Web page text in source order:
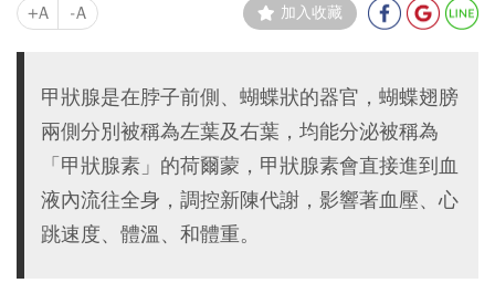
+A -A 加入收藏
甲狀腺是在脖子前側、蝴蝶狀的器官，蝴蝶翅膀
兩側分別被稱為左葉及右葉，均能分泌被稱為
「甲狀腺素」的荷爾蒙，甲狀腺素會直接進到血
液內流往全身，調控新陳代謝，影響著血壓、心
跳速度、體溫、和體重。